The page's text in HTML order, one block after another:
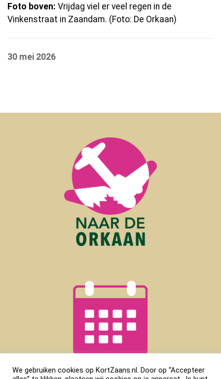
Foto boven: Vrijdag viel er veel regen in de
Vinkenstraat in Zaandam. (Foto: De Orkaan)
30 mei 2026
We gebruiken cookies op KortZaans.nl. Door op “Accepteer